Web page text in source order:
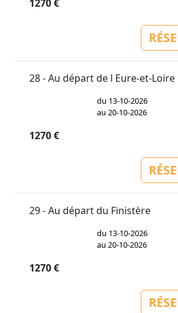
1270 €
28 - Au départ de l Eure-et-Loire
du 13-10-2026
au 20-10-2026
1270 €
29 - Au départ du Finistère
du 13-10-2026
au 20-10-2026
1270 €